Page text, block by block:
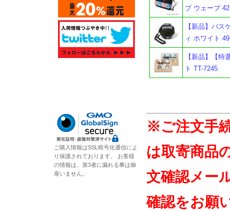
ブ ウェーブ
【新品】バ
ィ ホワイト
【新品】【
ト TT-7245
※ご注文手
は取寄商品
文確認メー
確認をお願
ご購入情報はSSL暗号化通信によ
り保護されております。 お客様
の情報は、第3者に漏れる事は御
座いません。